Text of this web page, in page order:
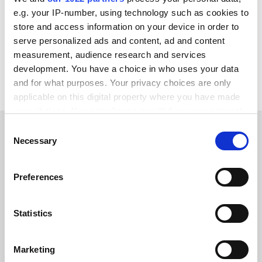
e.g. your IP-number, using technology such as cookies to
store and access information on your device in order to
serve personalized ads and content, ad and content
measurement, audience research and services
development. You have a choice in who uses your data
and for what purposes. Your privacy choices are only
applicable on this digital property where you have made
the Privacy trigger icon.
Collect information about your geographical location
Identify your device by actively scanning it for
Find out more about how your personal data is processed
and set your preferences in the
Selection
Necessary
Preferences
Statistics
Marketing
Microsoft Dynamics 365 F&O
SAP ECC - R/3
Ver todas las integraciones de Stripe
Hear success stories from